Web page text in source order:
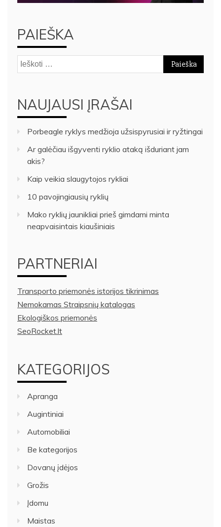
PAIEŠKA
Ieškoti:
NAUJAUSI ĮRAŠAI
Porbeagle ryklys medžioja užsispyrusiai ir ryžtingai
Ar galėčiau išgyventi ryklio ataką išduriant jam
akis?
Kaip veikia slaugytojos rykliai
10 pavojingiausių ryklių
Mako ryklių jaunikliai prieš gimdami minta
neapvaisintais kiaušiniais
PARTNERIAI
Transporto priemonės istorijos tikrinimas
Nemokamas Straipsnių katalogas
Ekologiškos priemonės
SeoRocket.lt
KATEGORIJOS
Apranga
Augintiniai
Automobiliai
Be kategorijos
Dovanų įdėjos
Grožis
Įdomu
Maistas